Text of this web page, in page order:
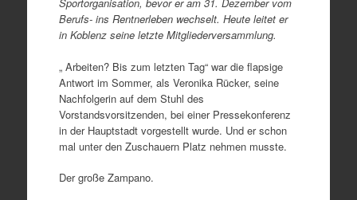
Berufs- ins Rentnerleben wechselt. Heute leitet er
in Koblenz seine letzte Mitgliederversammlung.
„ Arbeiten? Bis zum letzten Tag“ war die flapsige
Antwort im Sommer, als Veronika Rücker, seine
Nachfolgerin auf dem Stuhl des
Vorstandsvorsitzenden, bei einer Pressekonferenz
in der Hauptstadt vorgestellt wurde. Und er schon
mal unter den Zuschauern Platz nehmen musste.
Der große Zampano.